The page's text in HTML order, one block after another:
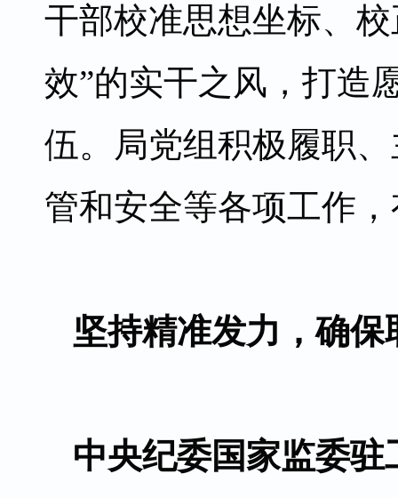
干部校准思想坐标、
效”的实干之风，打造
伍。局党组积极履职
管和安全等各项工作
坚持精准发力，确保
中央纪委国家监委